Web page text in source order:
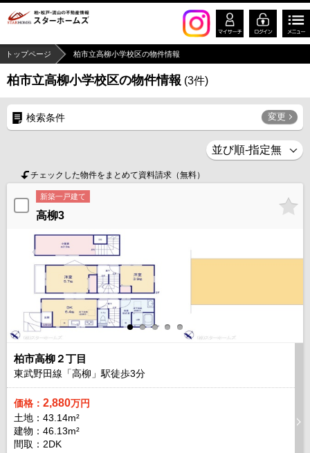
トップページ 柏市立高柳小学校区の物件情報
柏市立高柳小学校区の物件情報 (3件)
検索条件 変更
チェックした物件をまとめて資料請求（無料）
新築一戸建て
高柳3
柏市高柳２丁目
東武野田線「高柳」駅徒歩3分
価格： 2,880万円
土地：43.14m²
建物：46.13m²
間取：2DK